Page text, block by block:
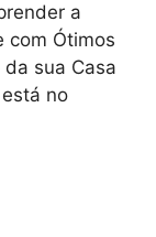
a
com Ótimos
sua Casa
no